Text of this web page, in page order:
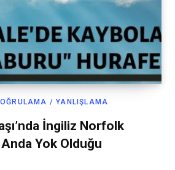
/ YANLIŞLAMA
İngiliz Norfolk
Yok Olduğu